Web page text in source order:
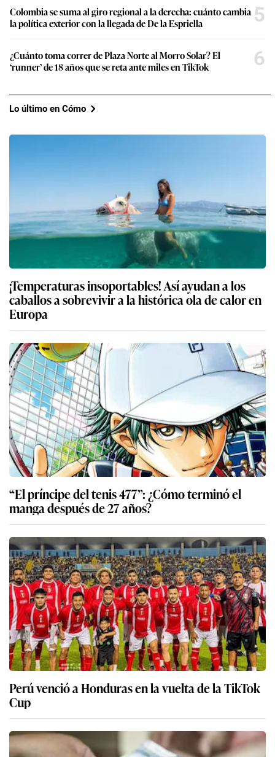
Colombia se suma al giro regional a la derecha: cuánto cambia
la política exterior con la llegada de De la Espriella
5
¿Cuánto toma correr de Plaza Norte al Morro Solar? El
‘runner’ de 18 años que se reta ante miles en TikTok
6
Lo último en Cómo
¡Temperaturas insoportables! Así ayudan a los
caballos a sobrevivir a la histórica ola de calor en
Europa
“El príncipe del tenis 477”: ¿Cómo terminó el
manga después de 27 años?
Perú venció a Honduras en la vuelta de la TikTok
Cup